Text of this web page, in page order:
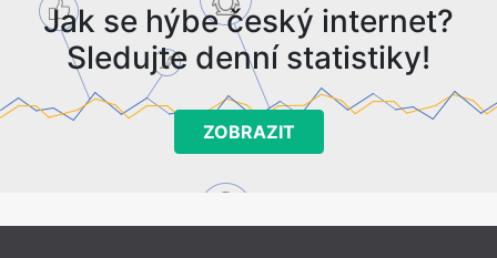
Jak se hýbe český internet?
Sledujte denní statistiky!
ZOBRAZIT